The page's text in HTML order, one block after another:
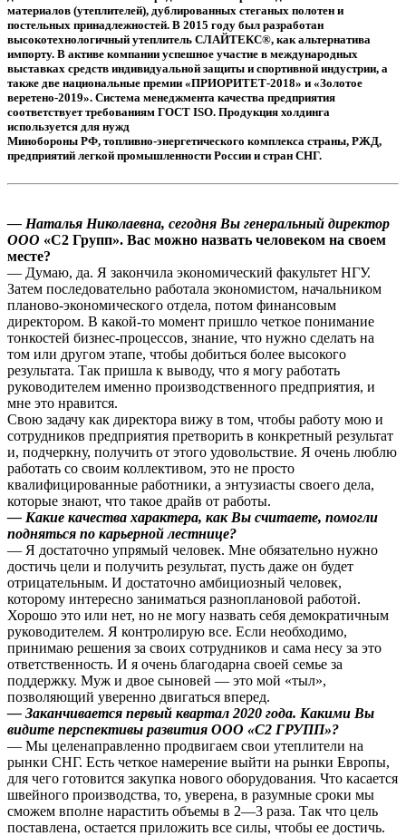
материалов (утеплителей), дублированных стеганых полотен и
постельных принадлежностей. В 2015 году был разработан
высокотехнологичный утеплитель СЛАЙТЕКС®, как альтернатива
импорту. В активе компании успешное участие в международных
выставках средств индивидуальной защиты и спортивной индустрии, а
также две национальные премии «ПРИОРИТЕТ-2018» и «Золотое
веретено-2019». Система менеджмента качества предприятия
соответствует требованиям ГОСТ ISO. Продукция холдинга
используется для нужд
Минобороны РФ, топливно-энергетического комплекса страны, РЖД,
предприятий легкой промышленности России и стран СНГ.
— Наталья Николаевна, сегодня Вы генеральный директор
ООО «С2 Групп». Вас можно назвать человеком на своем
месте?
— Думаю, да. Я закончила экономический факультет НГУ.
Затем последовательно работала экономистом, начальником
планово-экономического отдела, потом финансовым
директором. В какой-то момент пришло четкое понимание
тонкостей бизнес-процессов, знание, что нужно сделать на
том или другом этапе, чтобы добиться более высокого
результата. Так пришла к выводу, что я могу работать
руководителем именно производственного предприятия, и
мне это нравится.
Свою задачу как директора вижу в том, чтобы работу мою и
сотрудников предприятия претворить в конкретный результат
и, подчеркну, получить от этого удовольствие. Я очень люблю
работать со своим коллективом, это не просто
квалифицированные работники, а энтузиасты своего дела,
которые знают, что такое драйв от работы.
— Какие качества характера, как Вы считаете, помогли
подняться по карьерной лестнице?
— Я достаточно упрямый человек. Мне обязательно нужно
достичь цели и получить результат, пусть даже он будет
отрицательным. И достаточно амбициозный человек,
которому интересно заниматься разноплановой работой.
Хорошо это или нет, но не могу назвать себя демократичным
руководителем. Я контролирую все. Если необходимо,
принимаю решения за своих сотрудников и сама несу за это
ответственность. И я очень благодарна своей семье за
поддержку. Муж и двое сыновей — это мой «тыл»,
позволяющий уверенно двигаться вперед.
— Заканчивается первый квартал 2020 года. Какими Вы
видите перспективы развития ООО «С2 ГРУПП»?
— Мы целенаправленно продвигаем свои утеплители на
рынки СНГ. Есть четкое намерение выйти на рынки Европы,
для чего готовится закупка нового оборудования. Что касается
швейного производства, то, уверена, в разумные сроки мы
сможем вполне нарастить объемы в 2—3 раза. Так что цель
поставлена, остается приложить все силы, чтобы ее достичь.